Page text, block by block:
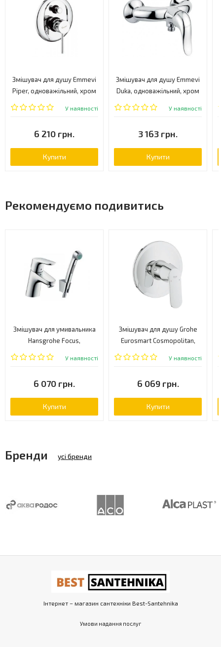
Змішувач для душу Emmevi
Piper, одноважільний, хром
(CR45019)
У наявності
6 210 грн.
Купити
Змішувач для душу Emmevi
Duka, одноважільний, хром
(CR44002)
У наявності
3 163 грн.
Купити
Рекомендуємо подивитись
Змішувач для умивальника
Hansgrohe Focus,
одноважільний, хром
У наявності
6 070 грн.
Купити
Змішувач для душу Grohe
Eurosmart Cosmopolitan,
одноважільний, хром
У наявності
6 069 грн.
Купити
Бренди усі бренди
Інтернет – магазин сантехніки Best-Santehnika
Умови надання послуг